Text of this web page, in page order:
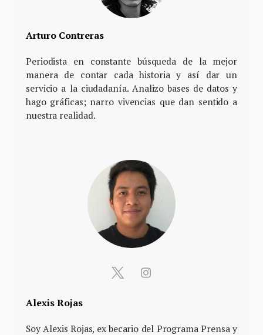
Arturo Contreras
Periodista en constante búsqueda de la mejor
manera de contar cada historia y así dar un
servicio a la ciudadanía. Analizo bases de datos y
hago gráficas; narro vivencias que dan sentido a
nuestra realidad.
Alexis Rojas
Soy Alexis Rojas, ex becario del Programa Prensa y